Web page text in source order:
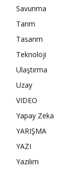
Savunma
Tarım
Tasarım
Teknoloji
Ulaştırma
Uzay
VIDEO
Yapay Zeka
YARIŞMA
YAZI
Yazılım